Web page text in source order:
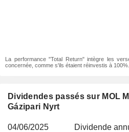
La performance "Total Return" intègre les
concernée, comme s'ils étaient réinvestis à 100%.
Dividendes passés sur MOL
Gázipari Nyrt
04/06/2025
Dividende